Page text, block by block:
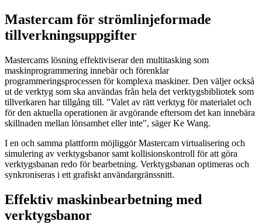
Mastercam för strömlinjeformade
tillverkningsuppgifter
Mastercams lösning effektiviserar den multitasking som
maskinprogrammering innebär och förenklar
programmeringsprocessen för komplexa maskiner. Den väljer också
ut de verktyg som ska användas från hela det verktygsbibliotek som
tillverkaren har tillgång till. "Valet av rätt verktyg för materialet och
för den aktuella operationen är avgörande eftersom det kan innebära
skillnaden mellan lönsamhet eller inte", säger Ke Wang.
I en och samma plattform möjliggör Mastercam virtualisering och
simulering av verktygsbanor samt kollisionskontroll för att göra
verktygsbanan redo för bearbetning. Verktygsbanan optimeras och
synkroniseras i ett grafiskt användargränssnitt.
Effektiv maskinbearbetning med
verktygsbanor